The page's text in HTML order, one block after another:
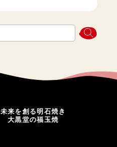
未来を創る明石焼き
大黒堂の福玉焼